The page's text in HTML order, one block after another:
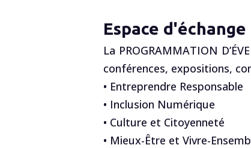
Espace d'échange
La PROGRAMMATION
conférences, expositions,
• Entreprendre Responsable
• Inclusion Numérique
• Culture et Citoyenneté
• Mieux-Être et Vivre-